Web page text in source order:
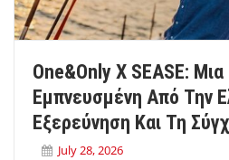
One&Only X SEASE:
Εμπνευσμένη Από Την
Εξερεύνηση Και Τη
July 28, 2026